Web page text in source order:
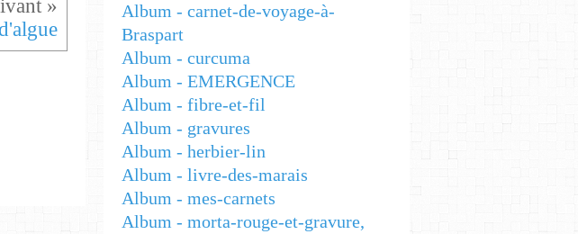
Album - carnet-de-voyage-à-
Braspart
Album - curcuma
Album - EMERGENCE
Album - fibre-et-fil
Album - gravures
Album - herbier-lin
Album - livre-des-marais
Album - mes-carnets
Album - morta-rouge-et-gravure,